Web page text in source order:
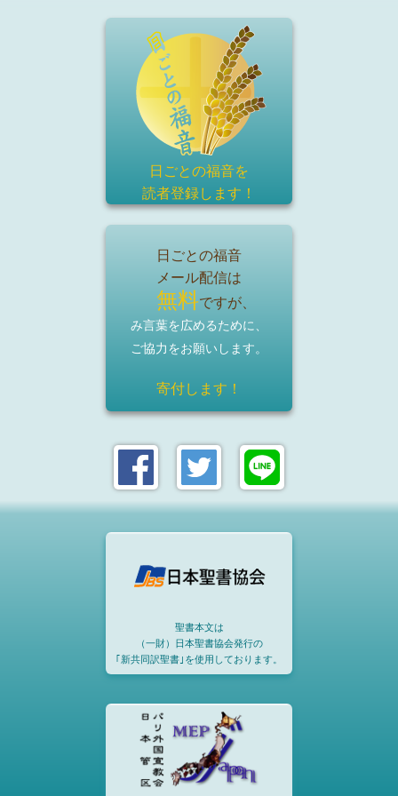
日ごとの福音を
読者登録します！
日ごとの福音
メール配信は
無料ですが、
み言葉を広めるために、
ご協力をお願いします。
寄付します！
聖書本文は
（一財）日本聖書協会発行の
｢新共同訳聖書｣を使用しております。